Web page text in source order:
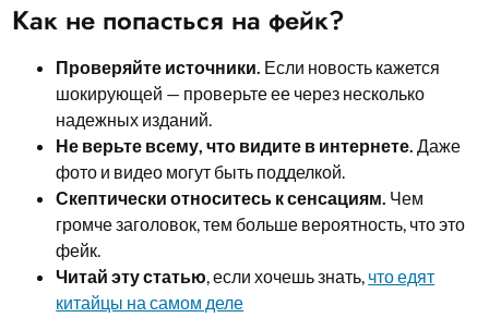
Как не попасться на фейк?
Проверяйте источники. Если новость кажется
шокирующей — проверьте ее через несколько
надежных изданий.
Не верьте всему, что видите в интернете. Даже
фото и видео могут быть подделкой.
Скептически относитесь к сенсациям. Чем
громче заголовок, тем больше вероятность, что это
фейк.
Читай эту статью, если хочешь знать, что едят
китайцы на самом деле